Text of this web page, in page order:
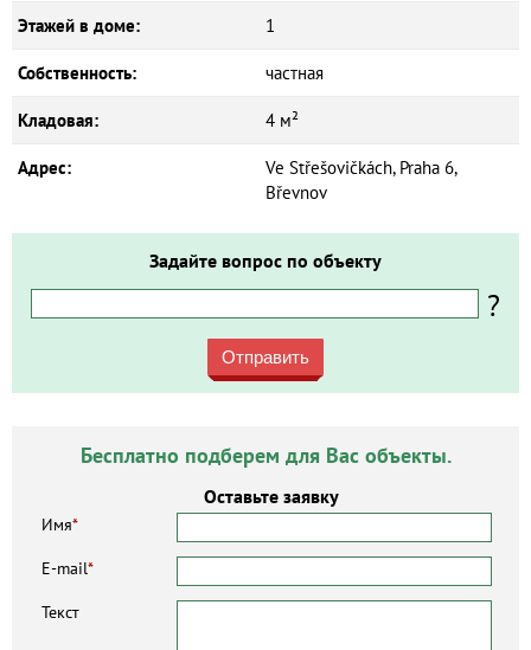
Этажей в доме: 1
Собственность: частная
Кладовая: 4 м²
Адрес:
Ve Střešovičkách, Praha 6,
Břevnov
Задайте вопрос по объекту
?
Отправить
Бесплатно подберем для Вас объекты.
Оставьте заявку
Имя*
E-mail*
Текст